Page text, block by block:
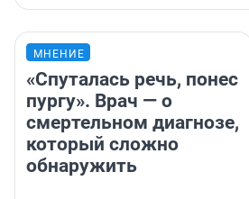
МНЕНИЕ
«Спуталась речь, понес
пургу». Врач — о
смертельном диагнозе,
который сложно
обнаружить